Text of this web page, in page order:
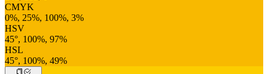
CMYK
0%, 25%, 100%, 3%
HSV
45°, 100%, 97%
HSL
45°, 100%, 49%